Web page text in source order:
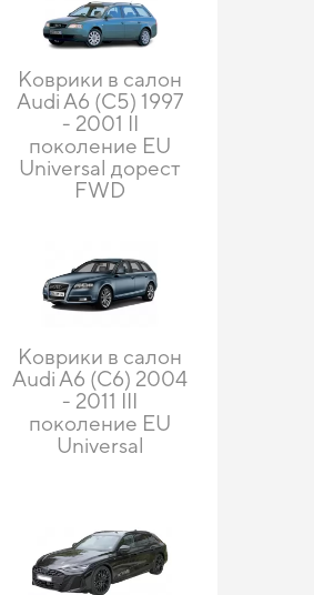
Коврики в салон
Audi A6 (C5) 1997
- 2001 II
поколение EU
Universal дорест
FWD
Коврики в салон
Audi A6 (C6) 2004
- 2011 III
поколение EU
Universal